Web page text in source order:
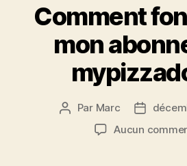
Comment
mon
Auteur
l’article
Par Marc
Date
Aucun